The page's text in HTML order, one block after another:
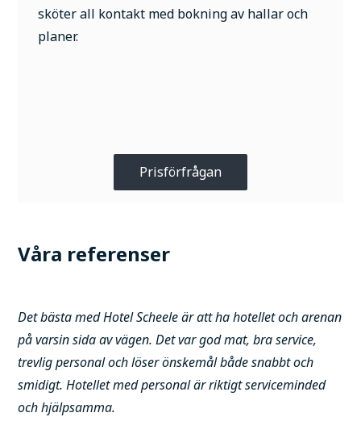
sköter all kontakt med bokning av hallar och
planer.
Prisförfrågan
Våra referenser
Det bästa med Hotel Scheele är att ha hotellet och arenan
på varsin sida av vägen. Det var god mat, bra service,
trevlig personal och löser önskemål både snabbt och
smidigt. Hotellet med personal är riktigt serviceminded
och hjälpsamma.